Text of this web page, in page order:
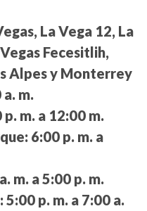
La Vega 12, La
Fecesitlih,
Alpes y Monterrey
m.
p. m. a 12:00 m.
6:00 p. m. a
m. a 5:00 p. m.
5:00 p. m. a 7:00 a.